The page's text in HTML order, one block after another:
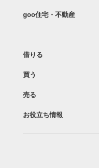
goo住宅・不動産
借りる
買う
売る
お役立ち情報